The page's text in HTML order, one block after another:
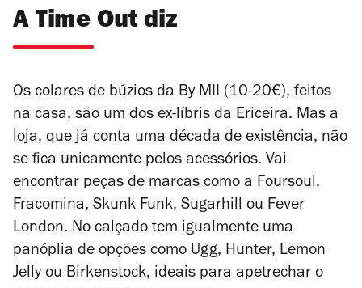
A Time Out diz
Os colares de búzios da By MII (10-20€), feitos
na casa, são um dos ex-líbris da Ericeira. Mas a
loja, que já conta uma década de existência, não
se fica unicamente pelos acessórios. Vai
encontrar peças de marcas como a Foursoul,
Fracomina, Skunk Funk, Sugarhill ou Fever
London. No calçado tem igualmente uma
panóplia de opções como Ugg, Hunter, Lemon
Jelly ou Birkenstock, ideais para apetrechar o